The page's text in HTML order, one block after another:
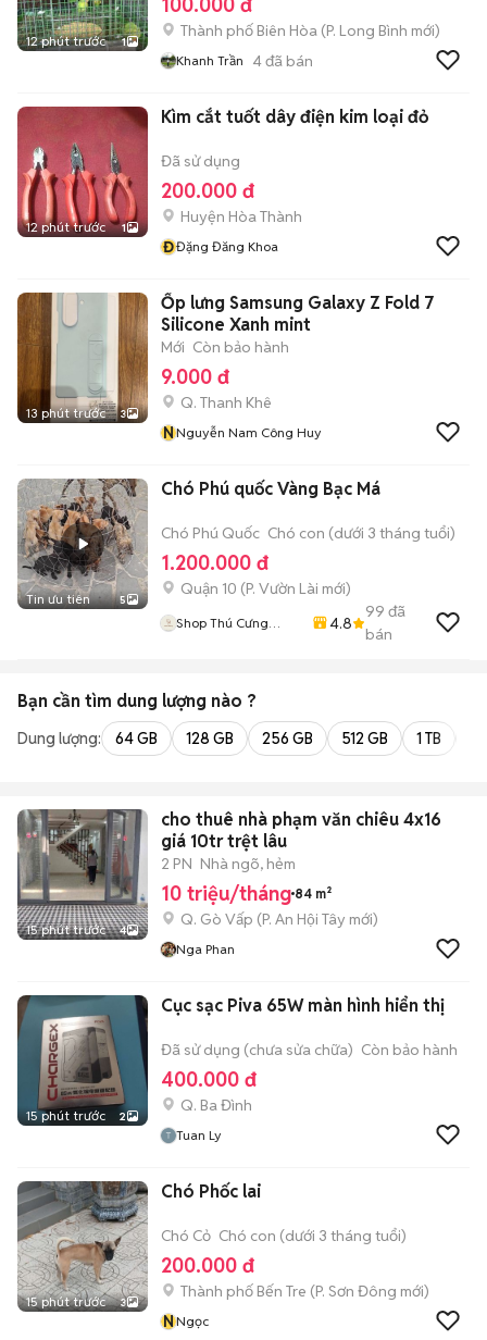
12 phút trước 1
Thành phố Biên Hòa (P. Long Bình mới)
Khanh Trần 4đã bán
12 phút trước 1
Kìm cắt tuốt dây điện kim loại đỏ
Đã sử dụng
200.000 đ
Huyện Hòa Thành
ĐĐặng Đăng Khoa
13 phút trước 3
Ốp lưng Samsung Galaxy Z Fold 7
Silicone Xanh mint
Mới Còn bảo hành
9.000 đ
Q. Thanh Khê
NNguyễn Nam Công Huy
Tin ưu tiên 5
Chó Phú quốc Vàng Bạc Má
Chó Phú Quốc Chó con (dưới 3 tháng tuổi)
1.200.000 đ
Quận 10 (P. Vườn Lài mới)
Shop Thú Cưng
4.8
99 đã
bán
Bạn cần tìm dung lượng nào ?
Dung lượng: 64 GB 128 GB 256 GB 512 GB 1 TB
15 phút trước 4
cho thuê nhà phạm văn chiêu 4x16
giá 10tr trệt lâu
2 PN Nhà ngõ, hẻm
10 triệu/tháng 84 m²
Q. Gò Vấp (P. An Hội Tây mới)
Nga Phan
15 phút trước 2
Cục sạc Piva 65W màn hình hiển thị
Đã sử dụng (chưa sửa chữa) Còn bảo hành
400.000 đ
Q. Ba Đình
Tuan Ly
15 phút trước 3
Chó Phốc lai
Chó Cỏ Chó con (dưới 3 tháng tuổi)
200.000 đ
Thành phố Bến Tre (P. Sơn Đông mới)
NNgọc